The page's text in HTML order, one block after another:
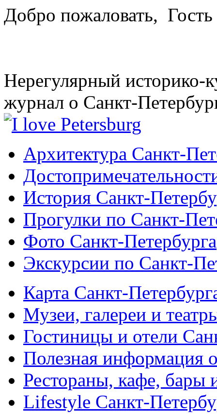
Добро пожаловать, Гость
Нерегулярный историко-
журнал о Санкт-
Архитектура Санкт-
История Санкт-
Прогулки по Санкт-
Фото Санкт-Петербурга
Экскурсии по Санкт-
Карта Санкт-
Музеи, галереи и
Гостиницы и отели
Полезная информация
Рестораны, кафе, бары
Lifestyle Санкт-